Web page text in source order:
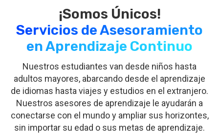
Servicios de Asesoramiento
en Aprendizaje Continuo
Nuestros estudiantes van desde niños hasta
adultos mayores, abarcando desde el aprendizaje
de idiomas hasta viajes y estudios en el extranjero.
Nuestros asesores de aprendizaje le ayudarán a
conectarse con el mundo y ampliar sus horizontes,
sin importar su edad o sus metas de aprendizaje.